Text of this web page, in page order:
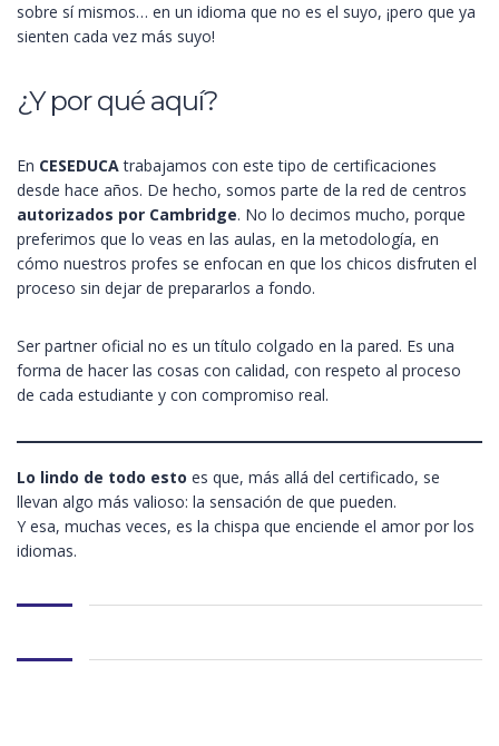
sobre sí mismos… en un idioma que no es el suyo, ¡pero que ya
sienten cada vez más suyo!
¿Y por qué aquí?
En CESEDUCAtrabajamos con este tipo de certificaciones
desde hace años. De hecho, somos parte de la red de centros
autorizados por Cambridge. No lo decimos mucho, porque
preferimos que lo veas en las aulas, en la metodología, en
cómo nuestros profes se enfocan en que los chicos disfruten el
proceso sin dejar de prepararlos a fondo.
Ser partner oficial no es un título colgado en la pared. Es una
forma de hacer las cosas con calidad, con respeto al proceso
de cada estudiante y con compromiso real.
Lo lindo de todo esto es que, más allá del certificado, se
llevan algo más valioso: la sensación de que pueden.
Y esa, muchas veces, es la chispa que enciende el amor por los
idiomas.